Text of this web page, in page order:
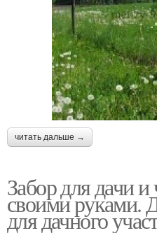
читать дальше →
Забор для дачи и
своими руками.
для дачного